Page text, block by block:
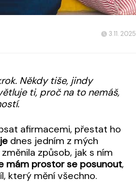
3.11. 2025
Někdy tiše, jindy
ti, proč na to nemáš,
afirmacemi, přestat ho
dnes jedním z mých
způsob, jak s ním
mám prostor se posunout,
který mění všechno.